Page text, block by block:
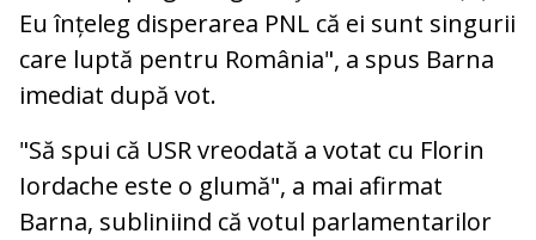
Eu înțeleg disperarea PNL că ei sunt singurii
care luptă pentru România", a spus Barna
imediat după vot.
"Să spui că USR vreodată a votat cu Florin
Iordache este o glumă", a mai afirmat
Barna, subliniind că votul parlamentarilor